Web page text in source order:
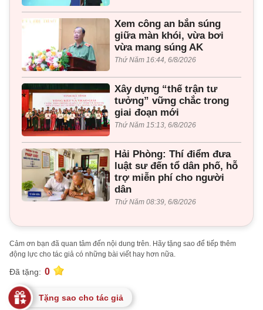
Xem công an bắn súng
giữa màn khói, vừa bơi
vừa mang súng AK
Thứ Năm 16:44, 6/8/2026
Xây dựng “thế trận tư
tưởng” vững chắc trong
giai đoạn mới
Thứ Năm 15:13, 6/8/2026
Hải Phòng: Thí điểm đưa
luật sư đến tổ dân phố, hỗ
trợ miễn phí cho người
dân
Thứ Năm 08:39, 6/8/2026
Cảm ơn bạn đã quan tâm đến nội dung trên. Hãy tặng sao để tiếp thêm
động lực cho tác giả có những bài viết hay hơn nữa.
Đã tặng: 0
Tặng sao cho tác giả